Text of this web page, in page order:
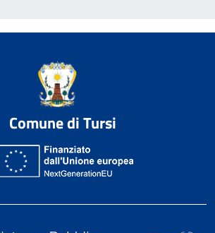
Comune di Tursi